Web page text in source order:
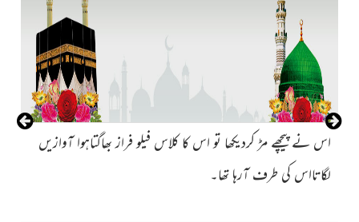
اس نے پیچھے مڑ کردیکھا تو اس کا کلاس فیلو فراز بھاگتاہوا آوازیں
لگاتااس کی طرف آرہا تھا۔